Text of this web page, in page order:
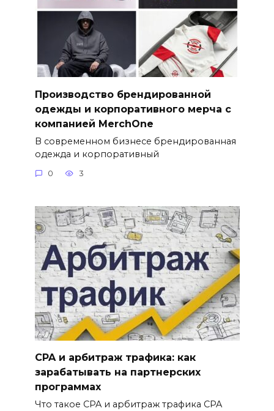
Производство брендированной
одежды и корпоративного мерча с
компанией MerchOne
В современном бизнесе брендированная
одежда и корпоративный
0 3
CPA и арбитраж трафика: как
зарабатывать на партнерских
программах
Что такое CPA и арбитраж трафика CPA